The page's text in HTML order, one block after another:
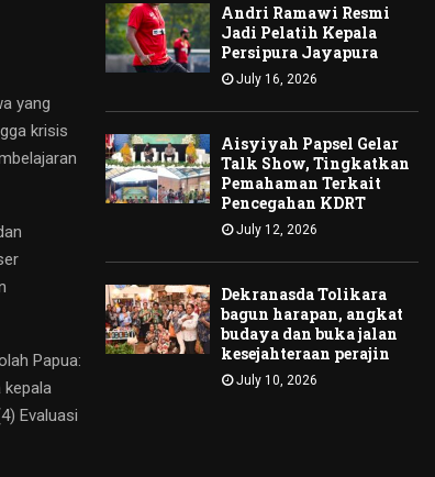
yang
krisis
Papua:
kepala
Evaluasi
Andri Ramawi Resmi
Jadi Pelatih Kepala
Persipura Jayapura
July 16, 2026
Aisyiyah Papsel Gelar
Talk Show, Tingkatkan
Pemahaman Terkait
Pencegahan KDRT
July 12, 2026
Dekranasda Tolikara
bagun harapan, angkat
budaya dan buka jalan
kesejahteraan perajin
July 10, 2026